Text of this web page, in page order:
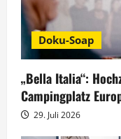
v
i
g
a
Doku-Soap
„Bella Italia“:
Campingplatz
29. Juli 2026